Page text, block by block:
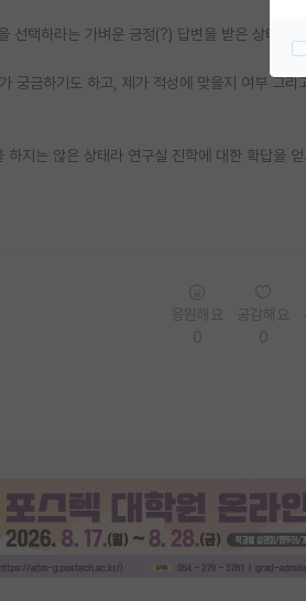
선택하라는 가벼운 긍정(?) 답변을 받은 상태입
궁금하기도 하고, 제가 적성에 맞을지 여부 그
하지는 않은 상태라 연구실 진학에 대한 확답을